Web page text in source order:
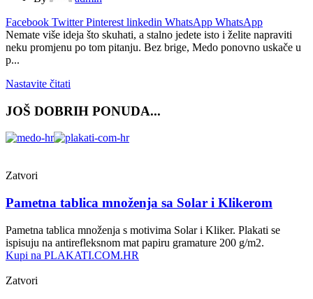
Facebook Twitter Pinterest linkedin WhatsApp WhatsApp
Nemate više ideja što skuhati, a stalno jedete isto i želite napraviti
neku promjenu po tom pitanju. Bez brige, Medo ponovno uskače u
p...
Nastavite čitati
JOŠ DOBRIH PONUDA...
Zatvori
Pametna tablica množenja sa Solar i Klikerom
Pametna tablica množenja s motivima Solar i Kliker. Plakati se
ispisuju na antirefleksnom mat papiru gramature 200 g/m2.
Kupi na PLAKATI.COM.HR
Zatvori